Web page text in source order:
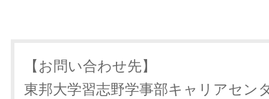
【お問い合わせ先】
東邦大学習志野学事部キャリアセン